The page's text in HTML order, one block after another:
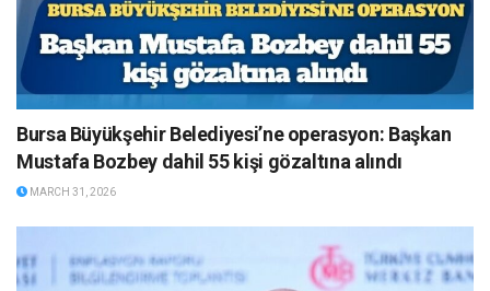
Bursa Büyükşehir Belediyesi’ne operasyon: Başkan
Mustafa Bozbey dahil 55 kişi gözaltına alındı
MARCH 31, 2026